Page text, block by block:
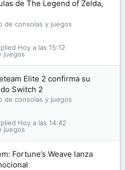
de The Legend of Zelda,
de consolas y juegos
juegos
Hoy a las 15:12
Elite 2 confirma su
Switch 2
de consolas y juegos
juegos
Hoy a las 14:42
Fortune’s Weave lanza